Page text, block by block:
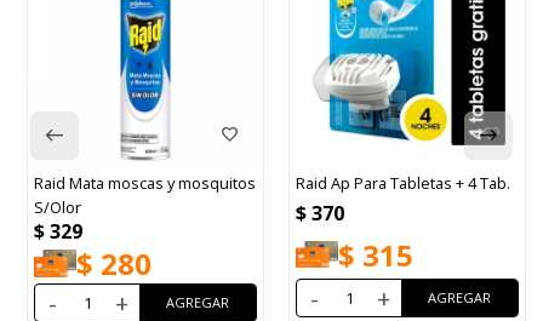
Raid Mata moscas y mosquitos
S/Olor
$329
$ 280
- +
Raid Ap Para Tabletas + 4 Tab.
$370
$ 315
- +